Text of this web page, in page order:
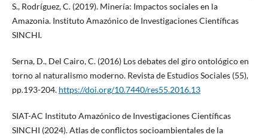
S., Rodríguez, C. (2019). Minería: Impactos sociales en la
Amazonia. Instituto Amazónico de Investigaciones Científicas
SINCHI.
Serna, D., Del Cairo, C. (2016) Los debates del giro ontológico en
torno al naturalismo moderno. Revista de Estudios Sociales (55),
pp.193-204. https://doi.org/10.7440/res55.2016.13
SIAT-AC Instituto Amazónico de Investigaciones Científicas
SINCHI (2024). Atlas de conflictos socioambientales de la